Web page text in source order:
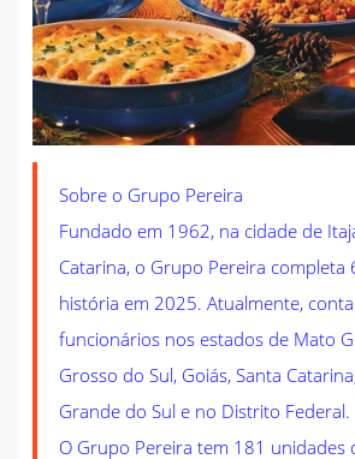
Sobre o Grupo Pereira
Fundado em 1962, na cidade de
Catarina, o Grupo Pereira completa
história em 2025. Atualmente,
funcionários nos estados de Mato
Grosso do Sul, Goiás, Santa
Grande do Sul e no Distrito Federal.
O Grupo Pereira tem 181 unidades